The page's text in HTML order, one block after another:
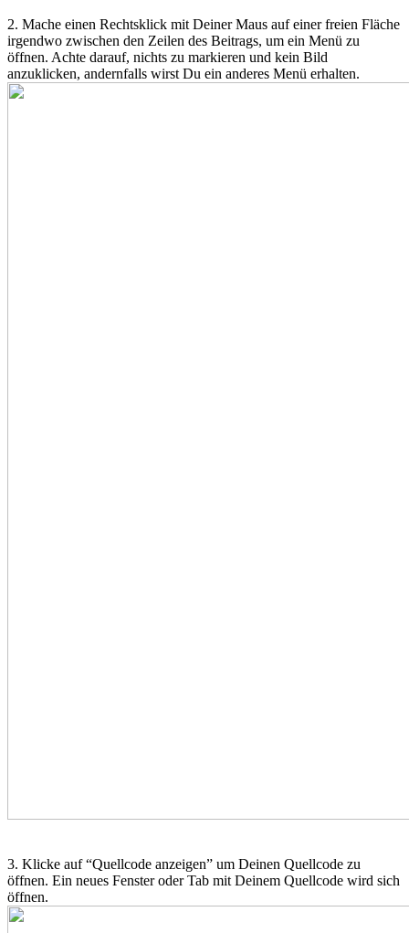
2. Mache einen Rechtsklick mit Deiner Maus auf einer freien Fläche
irgendwo zwischen den Zeilen des Beitrags, um ein Menü zu
öffnen. Achte darauf, nichts zu markieren und kein Bild
anzuklicken, andernfalls wirst Du ein anderes Menü erhalten.
3. Klicke auf “Quellcode anzeigen” um Deinen Quellcode zu
öffnen. Ein neues Fenster oder Tab mit Deinem Quellcode wird sich
öffnen.